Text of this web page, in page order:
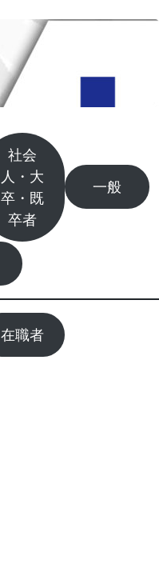
社会
人・大
卒・既
卒者
一般
在職者